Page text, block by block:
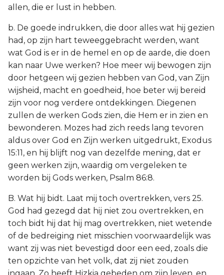
allen, die er lust in hebben.
b. De goede indrukken, die door alles wat hij gezien
had, op zijn hart teweeggebracht werden, want
wat God is er in de hemel en op de aarde, die doen
kan naar Uwe werken? Hoe meer wij bewogen zijn
door hetgeen wij gezien hebben van God, van Zijn
wijsheid, macht en goedheid, hoe beter wij bereid
zijn voor nog verdere ontdekkingen. Diegenen
zullen de werken Gods zien, die Hem er in zien en
bewonderen. Mozes had zich reeds lang tevoren
aldus over God en Zijn werken uitgedrukt, Exodus
15:11, en hij blijft nog van dezelfde mening, dat er
geen werken zijn, waardig om vergeleken te
worden bij Gods werken, Psalm 86:8.
B. Wat hij bidt. Laat mij toch overtrekken, vers 25.
God had gezegd dat hij niet zou overtrekken, en
toch bidt hij dat hij mag overtrekken, niet wetende
of de bedreiging niet misschien voorwaardelijk was
want zij was niet bevestigd door een eed, zoals die
ten opzichte van het volk, dat zij niet zouden